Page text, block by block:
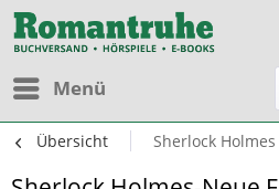
Menü
Übersicht Sherlock